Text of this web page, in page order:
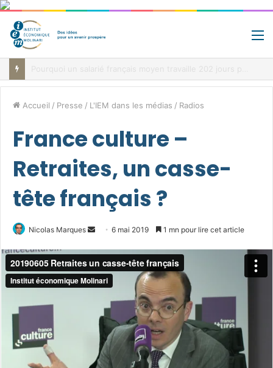
Accueil / Presse / L'IEM dans les médias / Radios
France culture –
Retraites, un casse-
tête français ?
Nicolas Marques
Envoyer6 mai 2019 1 mn pour lire cet article